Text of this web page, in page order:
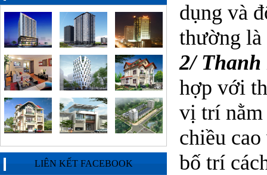
LIÊN KẾT FACEBOOK
dụng và
thường là
2/ Thanh
hợp với
vị trí nằm
chiều
bố trí